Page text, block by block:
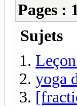
Pages :
Sujets
yoga